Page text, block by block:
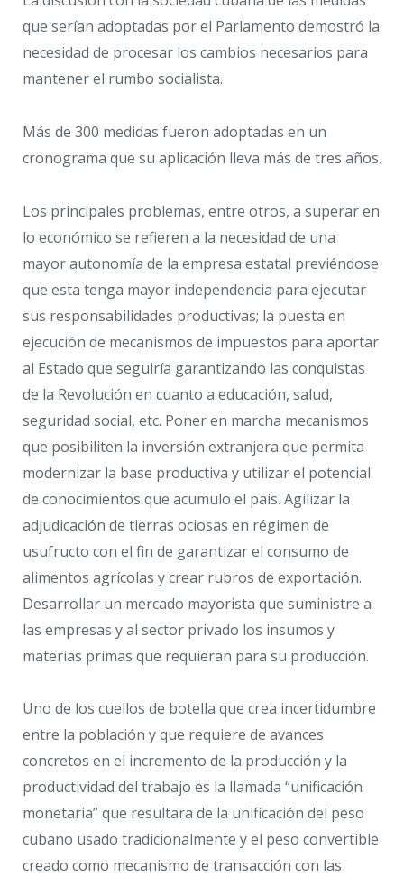
que serían adoptadas por el Parlamento demostró la
necesidad de procesar los cambios necesarios para
mantener el rumbo socialista.
Más de 300 medidas fueron adoptadas en un
cronograma que su aplicación lleva más de tres años.
Los principales problemas, entre otros, a superar en
lo económico se refieren a la necesidad de una
mayor autonomía de la empresa estatal previéndose
que esta tenga mayor independencia para ejecutar
sus responsabilidades productivas; la puesta en
ejecución de mecanismos de impuestos para aportar
al Estado que seguiría garantizando las conquistas
de la Revolución en cuanto a educación, salud,
seguridad social, etc. Poner en marcha mecanismos
que posibiliten la inversión extranjera que permita
modernizar la base productiva y utilizar el potencial
de conocimientos que acumulo el país. Agilizar la
adjudicación de tierras ociosas en régimen de
usufructo con el fin de garantizar el consumo de
alimentos agrícolas y crear rubros de exportación.
Desarrollar un mercado mayorista que suministre a
las empresas y al sector privado los insumos y
materias primas que requieran para su producción.
Uno de los cuellos de botella que crea incertidumbre
entre la población y que requiere de avances
concretos en el incremento de la producción y la
productividad del trabajo es la llamada “unificación
monetaria” que resultara de la unificación del peso
cubano usado tradicionalmente y el peso convertible
creado como mecanismo de transacción con las